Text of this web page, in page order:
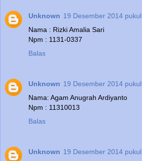
Unknown 19 Desember 2014
Nama : Rizki Amalia Sari
Npm : 1131-0337
Balas
Unknown 19 Desember 2014
Nama: Agam Anugrah Ardiyanto
Npm : 11310013
Balas
Unknown 19 Desember 2014